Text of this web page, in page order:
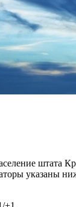
штата
указаны